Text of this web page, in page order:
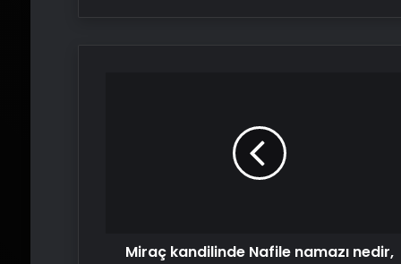
Miraç kandilinde Nafile namazı nedir,